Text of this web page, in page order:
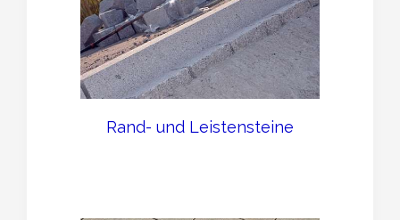
Rand- und Leistensteine